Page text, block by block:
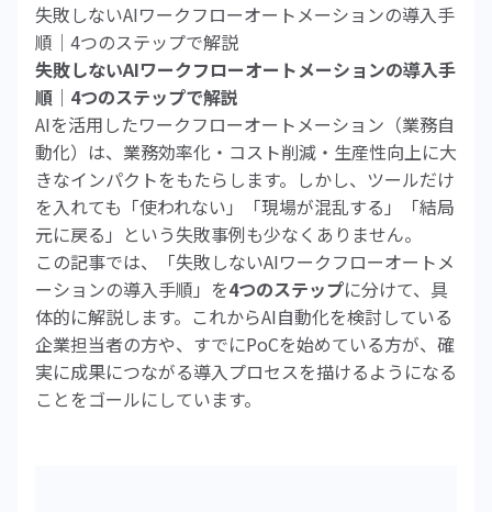
失敗しないAIワークフローオートメーションの導入手
順｜4つのステップで解説
失敗しないAIワークフローオートメーションの導入手
順｜4つのステップで解説
AIを活用したワークフローオートメーション（業務自
動化）は、業務効率化・コスト削減・生産性向上に大
きなインパクトをもたらします。しかし、ツールだけ
を入れても「使われない」「現場が混乱する」「結局
元に戻る」という失敗事例も少なくありません。
この記事では、「失敗しないAIワークフローオートメ
ーションの導入手順」を4つのステップに分けて、具
体的に解説します。これからAI自動化を検討している
企業担当者の方や、すでにPoCを始めている方が、確
実に成果につながる導入プロセスを描けるようになる
ことをゴールにしています。